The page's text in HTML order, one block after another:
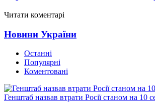
Читати коментарі
Новини України
Останні
Популярні
Коментовані
Генштаб назвав втрати Росії станом на 10